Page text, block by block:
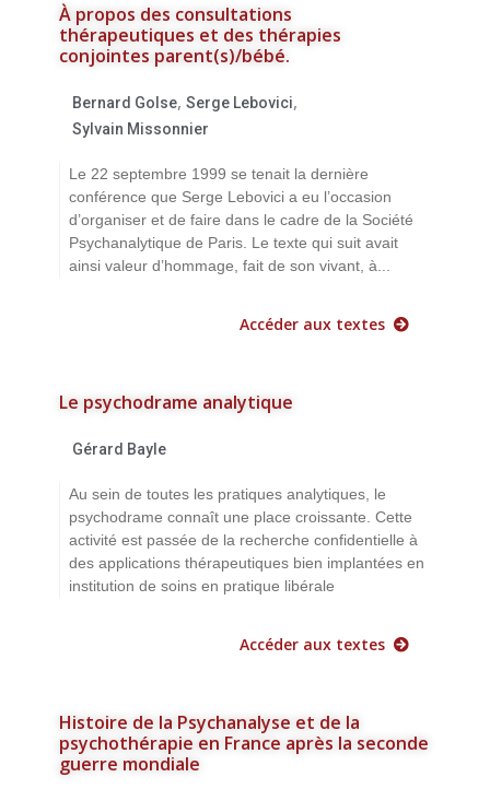
À propos des consultations
thérapeutiques et des thérapies
conjointes parent(s)/bébé.
Bernard Golse, Serge Lebovici,
Sylvain Missonnier
Le 22 septembre 1999 se tenait la dernière
conférence que Serge Lebovici a eu l’occasion
d’organiser et de faire dans le cadre de la Société
Psychanalytique de Paris. Le texte qui suit avait
ainsi valeur d’hommage, fait de son vivant, à...
Accéder aux textes
Le psychodrame analytique
Gérard Bayle
Au sein de toutes les pratiques analytiques, le
psychodrame connaît une place croissante. Cette
activité est passée de la recherche confidentielle à
des applications thérapeutiques bien implantées en
institution de soins en pratique libérale
Accéder aux textes
Histoire de la Psychanalyse et de la
psychothérapie en France après la seconde
guerre mondiale